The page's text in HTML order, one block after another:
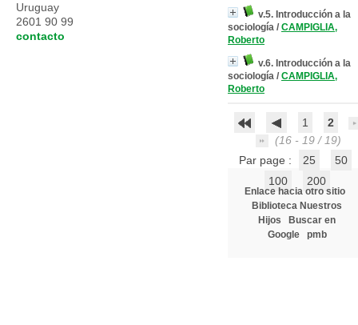
v.5. Introducción a la
sociología / CAMPIGLIA,
Roberto
v.6. Introducción a la
sociología / CAMPIGLIA,
Roberto
1
2
(16 - 19 / 19)
Par page :
25
50
100
200
Enlace hacia otro sitio
Biblioteca Nuestros
Hijos
Buscar en
Google
pmb
Uruguay
2601 90 99
contacto